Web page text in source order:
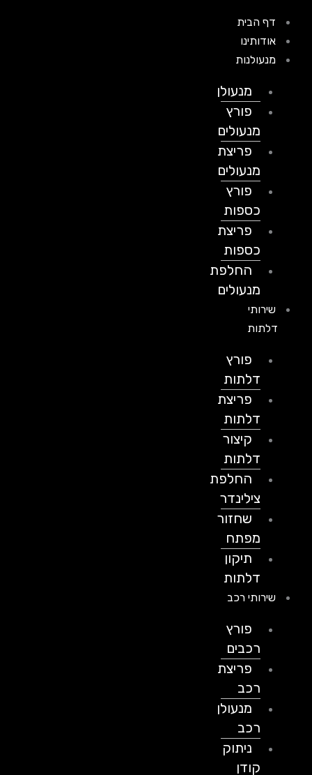
דף הבית
אודותינו
מנעולנות
מנעולן
פורץ
מנעולים
פריצת
מנעולים
פורץ
כספות
פריצת
כספות
החלפת
מנעולים
שירותי
דלתות
פורץ
דלתות
פריצת
דלתות
קיצור
דלתות
החלפת
צילינדר
שחזור
מפתח
תיקון
דלתות
שירותי רכב
פורץ
רכבים
פריצת
מנעולן
ניתוק